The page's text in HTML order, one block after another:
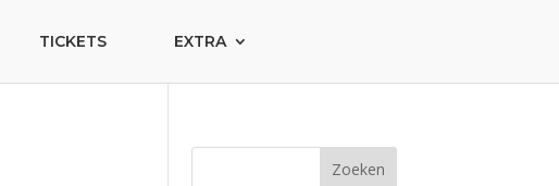
TICKETS EXTRA